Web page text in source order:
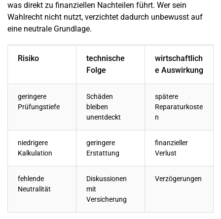
was direkt zu finanziellen Nachteilen führt. Wer sein
Wahlrecht nicht nutzt, verzichtet dadurch unbewusst auf
eine neutrale Grundlage.
Risiko
technische
Folge
wirtschaftlich
e Auswirkung
geringere
Prüfungstiefe
Schäden
bleiben
unentdeckt
spätere
Reparaturkoste
n
niedrigere
Kalkulation
geringere
Erstattung
finanzieller
Verlust
fehlende
Neutralität
Diskussionen
mit
Versicherung
Verzögerungen